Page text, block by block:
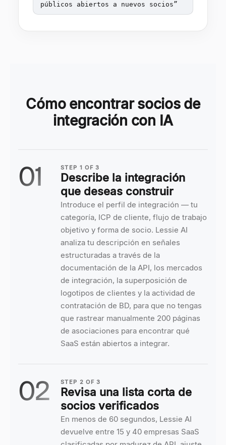
públicos abiertos a nuevos socios”
Cómo encontrar socios de
integración con IA
01 STEP 1 OF3
Describe la integración
que deseas construir
Introduce el perfil de integración — tu
categoría, ICP de cliente, flujo de trabajo
objetivo y forma de socio. Lessie AI
analiza tu descripción en señales
estructuradas a través de la
documentación de la API, los mercados
de integración, la superposición de
logotipos de clientes y la actividad de
contratación de BD, para que no tengas
que rastrear manualmente 200 páginas
de asociaciones para encontrar qué
SaaS están abiertos a integrar.
02 STEP 2 OF3
Revisa una lista corta de
socios verificados
En menos de 60 segundos, Lessie AI
devuelve entre 15 y 40 empresas SaaS